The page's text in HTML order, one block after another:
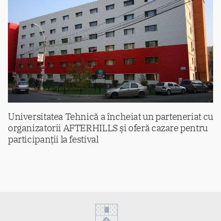
Universitatea Tehnică a încheiat un parteneriat cu
organizatorii AFTERHILLS și oferă cazare pentru
participanții la festival